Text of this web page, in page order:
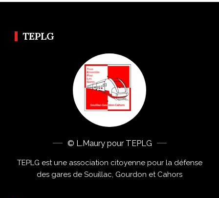
TEPLG
© L.Maury pour TEPLG
TEPLG est une association citoyenne pour la défense
des gares de Souillac, Gourdon et Cahors